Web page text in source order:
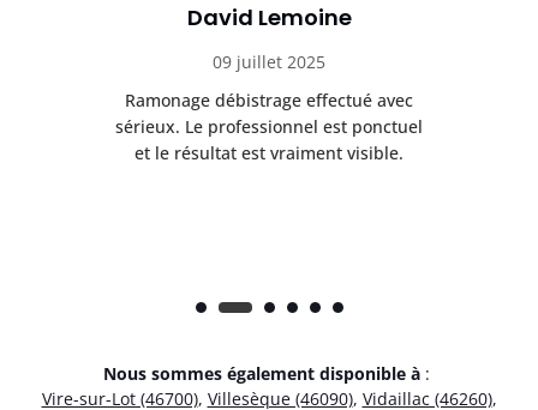
David Lemoine
09 juillet 2025
Ramonage débistrage effectué avec
sérieux. Le professionnel est ponctuel
et le résultat est vraiment visible.
Nous sommes également disponible à :
Vire-sur-Lot (46700), Villesèque (46090), Vidaillac (46260),